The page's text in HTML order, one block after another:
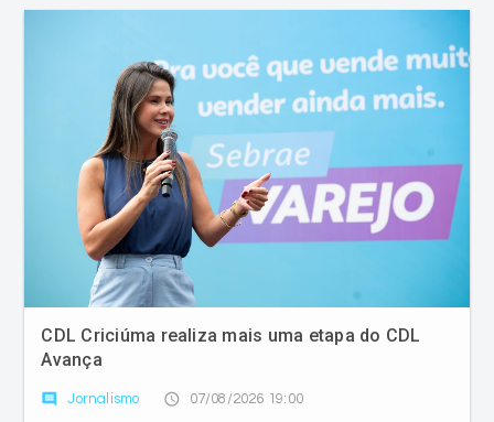
CDL Criciúma realiza mais uma etapa do CDL
Avança
comment Jornalismo access_time 07/08/2026 19:00